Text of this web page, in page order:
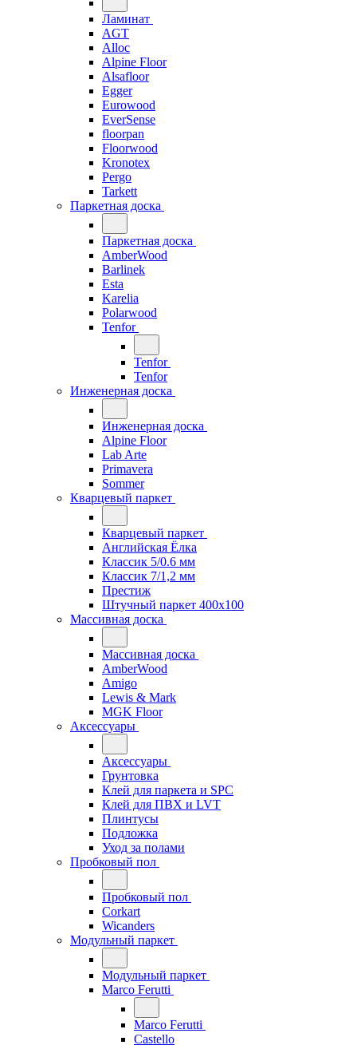
Ламинат
AGT
Alloc
Alpine Floor
Alsafloor
Egger
Eurowood
EverSense
floorpan
Floorwood
Kronotex
Pergo
Tarkett
Паркетная доска
Паркетная доска
AmberWood
Barlinek
Esta
Karelia
Polarwood
Tenfor
Tenfor
Tenfor
Инженерная доска
Инженерная доска
Alpine Floor
Lab Arte
Primavera
Sommer
Кварцевый паркет
Кварцевый паркет
Английская Ёлка
Классик 5/0.6 мм
Классик 7/1,2 мм
Престиж
Штучный паркет 400x100
Массивная доска
Массивная доска
AmberWood
Amigo
Lewis & Mark
MGK Floor
Аксессуары
Аксессуары
Грунтовка
Клей для паркета и SPC
Клей для ПВХ и LVT
Плинтусы
Подложка
Уход за полами
Пробковый пол
Пробковый пол
Corkart
Wicanders
Модульный паркет
Модульный паркет
Marco Ferutti
Marco Ferutti
Castello